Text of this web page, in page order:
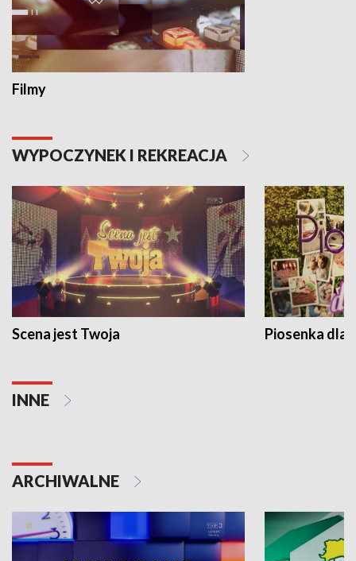
Filmy
WYPOCZYNEK I REKREACJA
Scena jest Twoja Piosenka dla
INNE
ARCHIWALNE